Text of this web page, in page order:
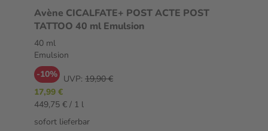
Avène CICALFATE+ POST ACTE POST
TATTOO 40 ml Emulsion
40 ml
Emulsion
-10% UVP: 19,90 €
17,99 €
449,75 € / 1 l
sofort lieferbar